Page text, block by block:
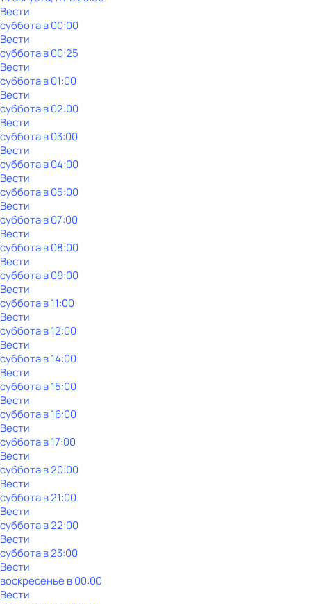
Вести
субботав00:00
Вести
субботав00:25
Вести
субботав01:00
Вести
субботав02:00
Вести
субботав03:00
Вести
субботав04:00
Вести
субботав05:00
Вести
субботав07:00
Вести
субботав08:00
Вести
субботав09:00
Вести
субботав11:00
Вести
субботав12:00
Вести
субботав14:00
Вести
субботав15:00
Вести
субботав16:00
Вести
субботав17:00
Вести
субботав20:00
Вести
субботав21:00
Вести
субботав22:00
Вести
субботав23:00
Вести
воскресенье в00:00
Вести